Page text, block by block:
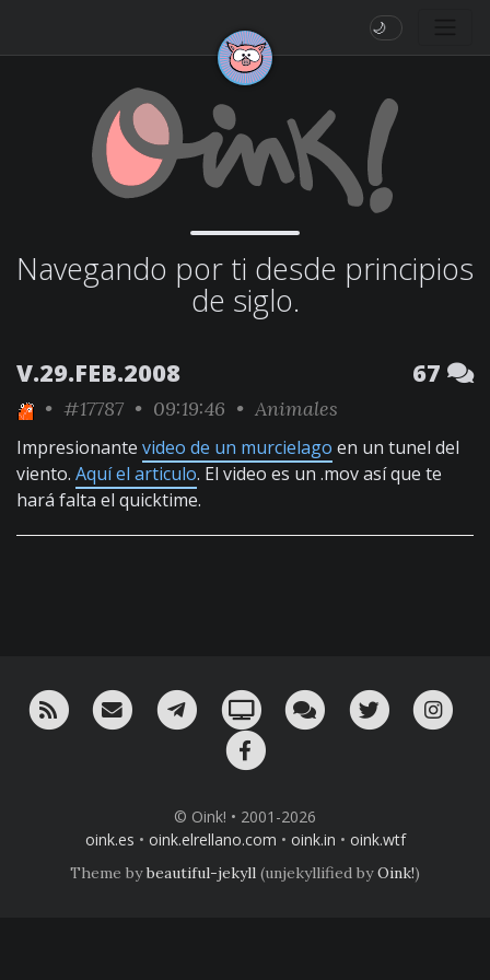
🌙
Navegando por ti desde principios
de siglo.
V.29.FEB.2008 67
• #17787 • 09:19:46 • Animales
Impresionante video de un murcielago en un tunel del
viento. Aquí el articulo. El video es un .mov así que te
hará falta el quicktime.
RSS ¡Mándame un email!¡Nuestro canal en Telegram!
Oink! TV Charla con nosotros
Twitter
© Oink! • 2001-2026
oink.es • oink.elrellano.com • oink.in • oink.wtf
Theme bybeautiful-jekyll (unjekyllified byOink!)